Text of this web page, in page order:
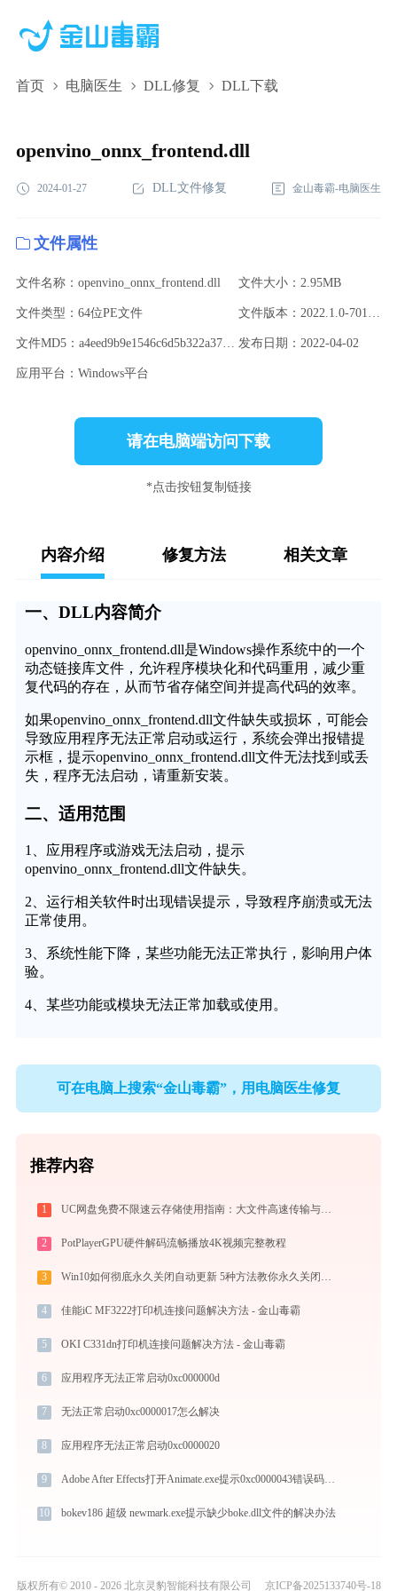
首页 电脑医生 DLL修复 DLL下载
openvino_onnx_frontend.dll,openvino_onnx_frontend.dll下
openvino_onnx_frontend.dll
2024-01-27 DLL文件修复 金山毒霸-电脑医生
文件属性
文件名称：openvino_onnx_frontend.dll 文件大小：2.95MB
文件类型：64位PE文件 文件版本：2022.1.0-7019-cdb9bec7210-releases/2022/1
文件MD5：a4eed9b9e1546c6d5b322a372643d92d 发布日期：2022-04-02
应用平台：Windows平台
请在电脑端访问下载
*点击按钮复制链接
内容介绍 修复方法 相关文章
一、DLL内容简介
openvino_onnx_frontend.dll是Windows操作系统中的一个
动态链接库文件，允许程序模块化和代码重用，减少重
复代码的存在，从而节省存储空间并提高代码的效率。
如果openvino_onnx_frontend.dll文件缺失或损坏，可能会
导致应用程序无法正常启动或运行，系统会弹出报错提
示框，提示openvino_onnx_frontend.dll文件无法找到或丢
失，程序无法启动，请重新安装。
二、适用范围
1、应用程序或游戏无法启动，提示
openvino_onnx_frontend.dll文件缺失。
2、运行相关软件时出现错误提示，导致程序崩溃或无法
正常使用。
3、系统性能下降，某些功能无法正常执行，影响用户体
验。
4、某些功能或模块无法正常加载或使用。
可在电脑上搜索“金山毒霸”，用电脑医生修复
推荐内容
1 UC网盘免费不限速云存储使用指南：大文件高速传输与在线协作实战
2 PotPlayerGPU硬件解码流畅播放4K视频完整教程
3 Win10如何彻底永久关闭自动更新 5种方法教你永久关闭win10自动更新
4 佳能iC MF3222打印机连接问题解决方法 - 金山毒霸
5 OKI C331dn打印机连接问题解决方法 - 金山毒霸
6 应用程序无法正常启动0xc000000d
7 无法正常启动0xc0000017怎么解决
8 应用程序无法正常启动0xc0000020
9 Adobe After Effects打开Animate.exe提示0xc0000043错误码怎么办
10 bokev186 超级 newmark.exe提示缺少boke.dll文件的解决办法
版权所有© 2010 - 2026 北京灵豹智能科技有限公司 京ICP备2025133740号-18